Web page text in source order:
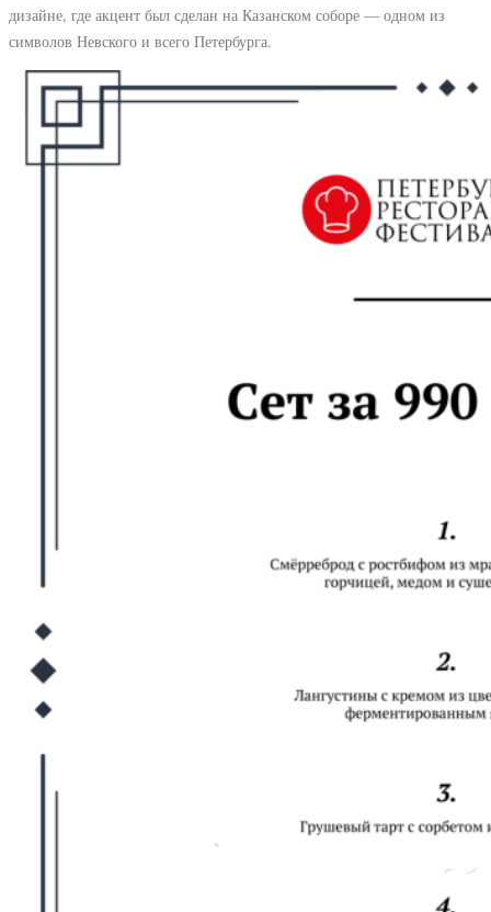
дизайне, где акцент был сделан на Казанском соборе — одном из
символов Невского и всего Петербурга.